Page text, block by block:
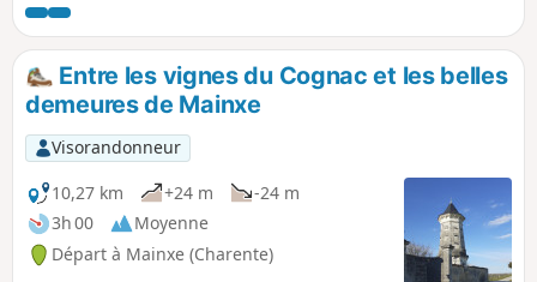
autrefois, les Gensacais tiraient profit de la rouche (roseaux
qui poussent dans le marais), elle n’est aujourd’hui que
prétexte à commémorer l’histoire locale.
Entre les vignes du Cognac et les belles
demeures de Mainxe
Visorandonneur
10,27 km
+24 m
-24 m
3h 00
Moyenne
Départ à Mainxe (Charente)